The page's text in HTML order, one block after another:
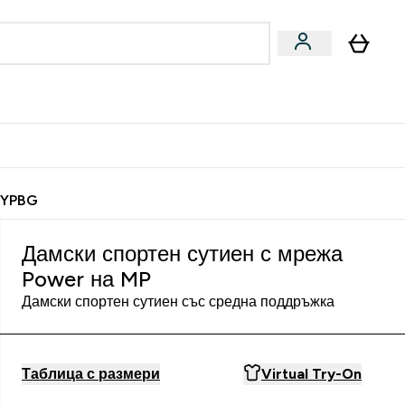
Дамски спортен сутиен с мрежа
Power на MP
Дамски спортен сутиен със средна поддръжка
Таблица с размери Virtual Try-On